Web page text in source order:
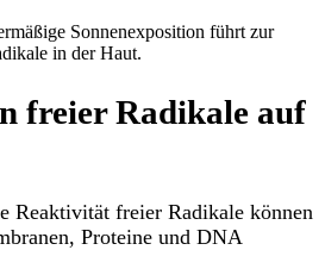
Sonnenexposition führt zur
in der Haut.
freier Radikale auf
Reaktivität freier Radikale können
Proteine und DNA